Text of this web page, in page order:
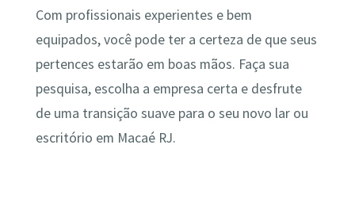
Com profissionais experientes e bem
equipados, você pode ter a certeza de que seus
pertences estarão em boas mãos. Faça sua
pesquisa, escolha a empresa certa e desfrute
de uma transição suave para o seu novo lar ou
escritório em Macaé RJ.